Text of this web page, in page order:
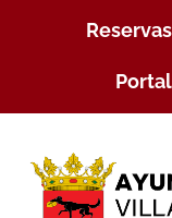
Reservas